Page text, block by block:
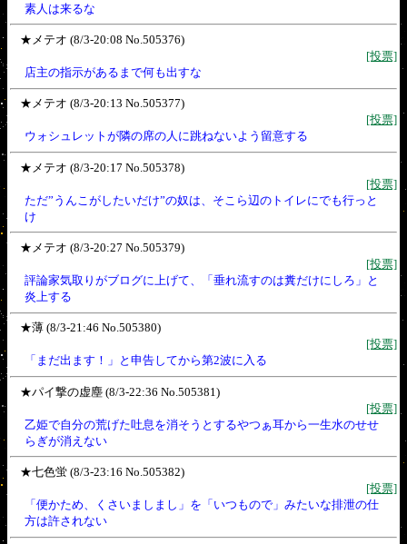
素人は来るな
★メテオ (8/3-20:08 No.505376)
[投票]
店主の指示があるまで何も出すな
★メテオ (8/3-20:13 No.505377)
[投票]
ウォシュレットが隣の席の人に跳ねないよう留意する
★メテオ (8/3-20:17 No.505378)
[投票]
ただ”うんこがしたいだけ”の奴は、そこら辺のトイレにでも行っと
け
★メテオ (8/3-20:27 No.505379)
[投票]
評論家気取りがブログに上げて、「垂れ流すのは糞だけにしろ」と
炎上する
★薄 (8/3-21:46 No.505380)
[投票]
「まだ出ます！」と申告してから第2波に入る
★パイ撃の虚塵 (8/3-22:36 No.505381)
[投票]
乙姫で自分の荒げた吐息を消そうとするやつぁ耳から一生水のせせ
らぎが消えない
★七色蛍 (8/3-23:16 No.505382)
[投票]
「便かため、くさいましまし」を「いつもので」みたいな排泄の仕
方は許されない